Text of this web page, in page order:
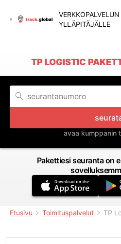
VERKKOPALVELUN
YLLÄPITÄJÄLLE
TP LOGISTIC
avaa kumppanin
Pakettiesi seuranta on
Etusivu Toimituspalvelut TP